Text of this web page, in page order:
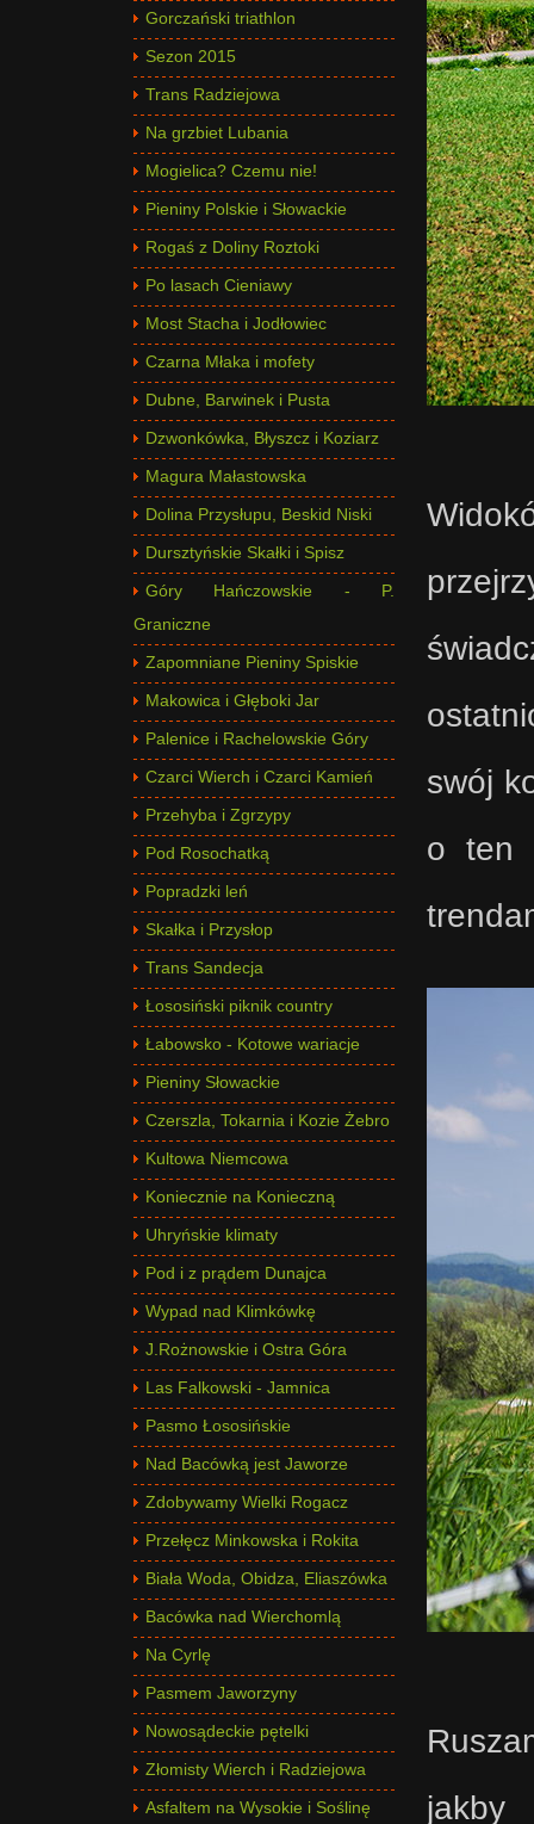
swój
o ten
jakby
Gorczański triathlon
Sezon 2015
Trans Radziejowa
Na grzbiet Lubania
Mogielica? Czemu nie!
Pieniny Polskie i Słowackie
Rogaś z Doliny Roztoki
Po lasach Cieniawy
Most Stacha i Jodłowiec
Czarna Młaka i mofety
Dubne, Barwinek i Pusta
Dzwonkówka, Błyszcz i Koziarz
Magura Małastowska
Dolina Przysłupu, Beskid Niski
Dursztyńskie Skałki i Spisz
Góry Hańczowskie - P.
Graniczne
Zapomniane Pieniny Spiskie
Makowica i Głęboki Jar
Palenice i Rachelowskie Góry
Czarci Wierch i Czarci Kamień
Przehyba i Zgrzypy
Pod Rosochatką
Popradzki leń
Skałka i Przysłop
Trans Sandecja
Łososiński piknik country
Łabowsko - Kotowe wariacje
Pieniny Słowackie
Czerszla, Tokarnia i Kozie Żebro
Kultowa Niemcowa
Koniecznie na Konieczną
Uhryńskie klimaty
Pod i z prądem Dunajca
Wypad nad Klimkówkę
J.Rożnowskie i Ostra Góra
Las Falkowski - Jamnica
Pasmo Łososińskie
Nad Bacówką jest Jaworze
Zdobywamy Wielki Rogacz
Przełęcz Minkowska i Rokita
Biała Woda, Obidza, Eliaszówka
Bacówka nad Wierchomlą
Na Cyrlę
Pasmem Jaworzyny
Nowosądeckie pętelki
Złomisty Wierch i Radziejowa
Asfaltem na Wysokie i Soślinę